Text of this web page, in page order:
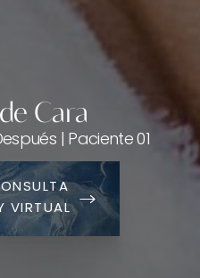
Cara
| Paciente 01
VIRTUAL